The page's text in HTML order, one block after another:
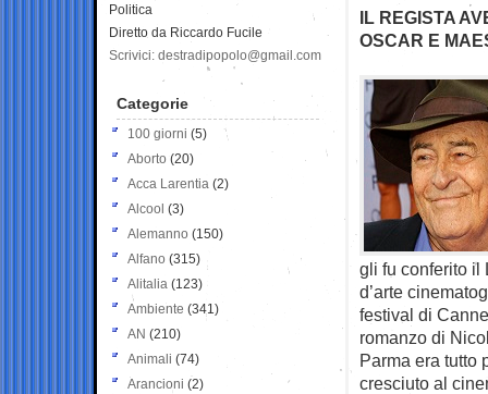
IL REGISTA
OSCAR E
gli fu conferito il
d’arte
festival di
romanzo di
Parma era tutto
cresciuto al
Politica
Diretto da Riccardo Fucile
Scrivici: destradipopolo@gmail.com
Categorie
100 giorni (5)
Aborto (20)
Acca Larentia (2)
Alcool (3)
Alemanno (150)
Alfano (315)
Alitalia (123)
Ambiente (341)
AN (210)
Animali (74)
Arancioni (2)